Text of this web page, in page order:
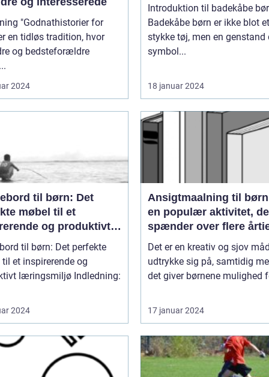
for
en tidløs tradition, hvor
og bedsteforældre
2024
Introduktion til badekåbe
Badekåbe børn er ikke blot et
stykke tøj, men en genstand
symbol...
18 januar 2024
til børn: Det
møbel til et
og produktivt
til børn: Det perfekte
et inspirerende og
læringsmiljø Indledning:
2024
Ansigtmaalning til
en populær aktivitet,
spænder over flere
Det er en kreativ og sjov
udtrykke sig på, samtidig
det giver børnene mulighed
17 januar 2024